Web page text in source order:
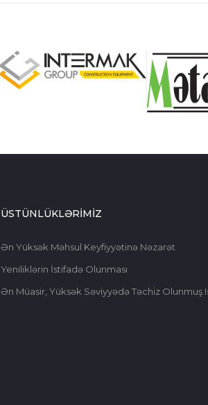
ÜSTÜNLÜKLƏRİMİZ
Ən Yüksək Məhsul Keyfiyyətinə Nəzarət
Yeniliklərin İstifadə Olunması
Ən Müasir, Yüksək Səviyyədə Təchiz Olunmuş